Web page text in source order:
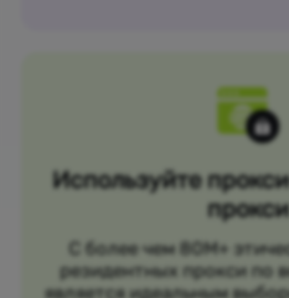
Используйте
прокси
С более чем 80M+
резидентных прокси по
является идеальным